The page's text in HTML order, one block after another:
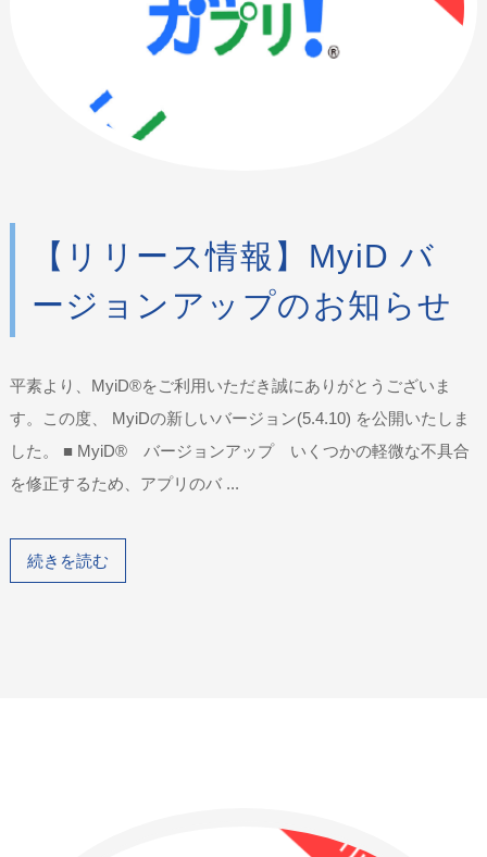
【リリース情報】MyiD バ
ージョンアップのお知らせ
平素より、MyiD®をご利用いただき誠にありがとうございま
す。この度、 MyiDの新しいバージョン(5.4.10) を公開いたしま
した。 ■ MyiD® バージョンアップ いくつかの軽微な不具合
を修正するため、アプリのバ ...
続きを読む